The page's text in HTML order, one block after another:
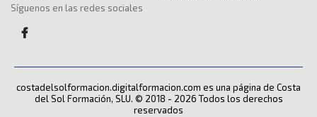
Síguenos en las redes sociales
costadelsolformacion.digitalformacion.com es una página de Costa
del Sol Formación, SLU. © 2018 - 2026 Todos los derechos
reservados